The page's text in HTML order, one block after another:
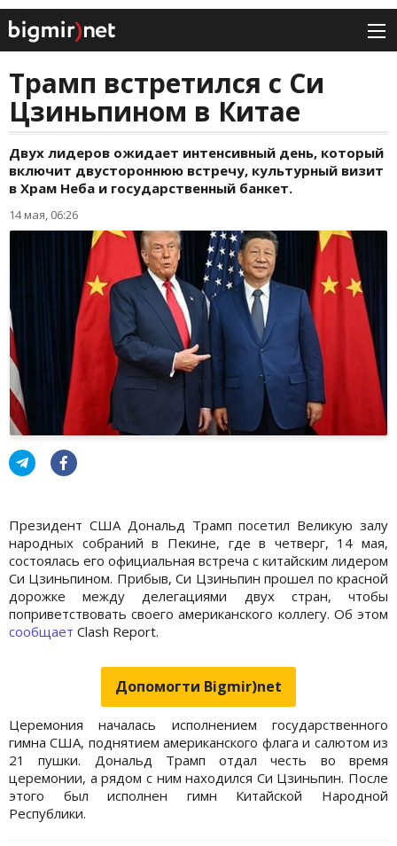
Трамп встретился с Си
Цзиньпином в Китае
Двух лидеров ожидает интенсивный день, который
включит двустороннюю встречу, культурный визит
в Храм Неба и государственный банкет.
14 мая, 06:26
Президент США Дональд Трамп посетил Великую залу
народных собраний в Пекине, где в четверг, 14 мая,
состоялась его официальная встреча с китайским лидером
Си Цзиньпином. Прибыв, Си Цзиньпин прошел по красной
дорожке между делегациями двух стран, чтобы
поприветствовать своего американского коллегу. Об этом
сообщает Clash Report.
Допомогти Bigmir)net
Церемония началась исполнением государственного
гимна США, поднятием американского флага и салютом из
21 пушки. Дональд Трамп отдал честь во время
церемонии, а рядом с ним находился Си Цзиньпин. После
этого был исполнен гимн Китайской Народной
Республики.